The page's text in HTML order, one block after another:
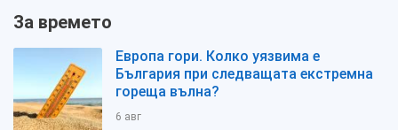
За времето
Европа гори. Колко уязвима е
България при следващата екстремна
гореща вълна?
6 авг